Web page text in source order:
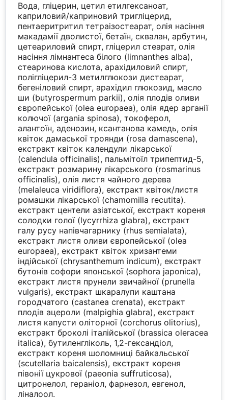
Вода, гліцерин, цетил етилгексаноат,
каприловий/каприновий тригліцерид,
пентаеритритил тетраізостеарат, олія насіння
макадамії дволистої, бетаїн, сквалан, арбутин,
цетеариловий спирт, гліцерил стеарат, олія
насіння лімнантеса білого (limnanthes alba),
стеаринова кислота, арахідиловий спирт,
полігліцерил-3 метилглюкози дистеарат,
бегеніловий спирт, арахідил глюкозид, масло
ши (butyrospermum parkii), олія плодів оливи
європейської (olea europaea), олія ядер арганії
колючої (argania spinosa), токоферол,
алантоїн, аденозин, ксантанова камедь, олія
квіток дамаської троянди (rosa damascena),
екстракт квіток календули лікарської
(calendula officinalis), пальмітоїл трипептид-5,
екстракт розмарину лікарського (rosmarinus
officinalis), олія листя чайного дерева
(melaleuca viridiflora), екстракт квіток/листя
ромашки лікарської (chamomilla recutita).
екстракт центели азіатської, екстракт кореня
солодки голої (lycyrrhiza glabra), екстракт
галу русу напівчагарнику (rhus semialata),
екстракт листя оливи європейської (olea
europaea), екстракт квіток хризантеми
індійської (chrysanthemum indicum), екстракт
бутонів софори японської (sophora japonica),
екстракт листя прунели звичайної (prunella
vulgaris), екстракт шкаралупи каштана
городчатого (castanea crenata), екстракт
плодів ацероли (malpighia glabra), екстракт
листя капусти оліторної (corchorus olitorius),
екстракт броколі італійської (brassica oleracea
italica), бутиленгліколь, 1,2-гександіол,
екстракт кореня шоломниці байкальської
(scutellaria baicalensis), екстракт кореня
півонії цукрової (paeonia suffruticosa),
цитронелол, гераніол, фарнезол, евгенол,
ліналоол.